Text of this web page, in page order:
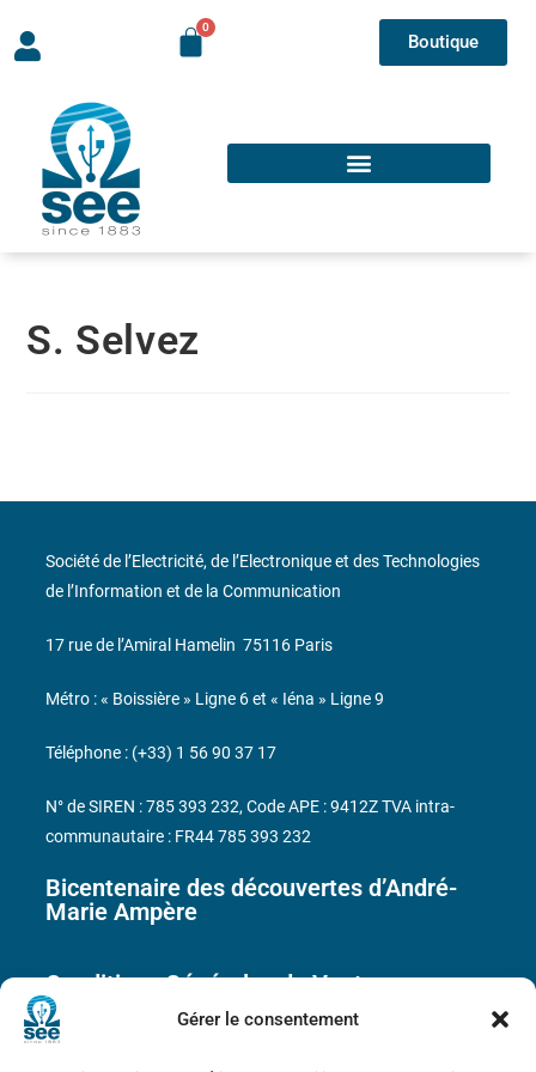
Gérer le consentement
Boutique
S. Selvez
Bicentenaire des découvertes d’André-
Marie Ampère
Conditions Générales de Vente
Société de l’Electricité, de l’Electronique et des Technologies
de l’Information et de la Communication
17 rue de l’Amiral Hamelin 75116 Paris
Métro : « Boissière » Ligne 6 et « Iéna » Ligne 9
Téléphone : (+33) 1 56 90 37 17
N° de SIREN : 785 393 232, Code APE : 9412Z TVA intra-
communautaire : FR44 785 393 232